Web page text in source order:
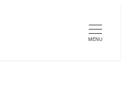
MENU